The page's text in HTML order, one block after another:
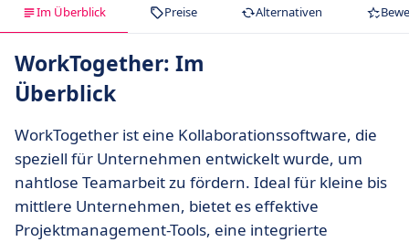
Im Überblick Preise Alternativen
WorkTogether: Im
Überblick
WorkTogether ist eine Kollaborationssoftware, die
speziell für Unternehmen entwickelt wurde, um
nahtlose Teamarbeit zu fördern. Ideal für kleine bis
mittlere Unternehmen, bietet es effektive
Projektmanagement-Tools, eine integrierte